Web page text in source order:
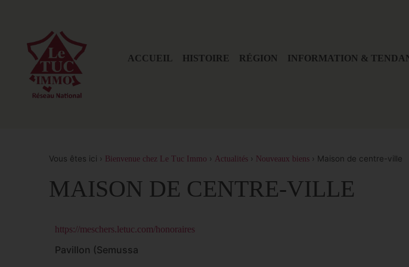
ACCUEIL HISTOIRE RÉGION INFORMATION &
Vous êtes ici › Bienvenue chez Le Tuc Immo › Actualités › Nouveaux biens › Maison de centre-ville
MAISON DE CENTRE-VILLE
https://meschers.letuc.com/honoraires
Pavillon (Semussa